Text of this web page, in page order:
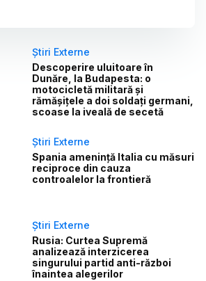
Știri Externe
Descoperire uluitoare în
Dunăre, la Budapesta: o
motocicletă militară și
rămășițele a doi soldați germani,
scoase la iveală de secetă
Știri Externe
Spania amenință Italia cu măsuri
reciproce din cauza
controalelor la frontieră
Știri Externe
Rusia: Curtea Supremă
analizează interzicerea
singurului partid anti-război
înaintea alegerilor